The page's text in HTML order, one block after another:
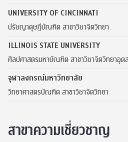
UNIVERSITY OF CINCINNATI
ปรัชญาดุษฎีบัณฑิต สาขาวิชาจิตวิทยา
ILLINOIS STATE UNIVERSITY
ศิลปศาสตรมหาบัณฑิต สาขาวิชาจิตวิทยาอุต
จุฬาลงกรณ์มหาวิทยาลัย
วิทยาศาสตรบัณฑิต สาขาวิชาจิตวิทยา
สาขาความเชี่ยวชาญ